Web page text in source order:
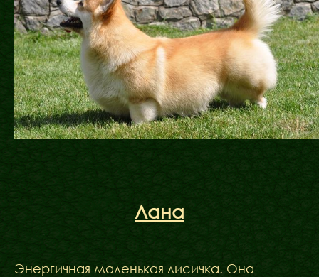
Лана
Энергичная маленькая лисичка. Она